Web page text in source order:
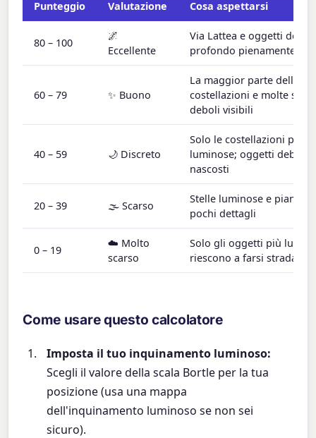
Punteggio Valutazione Cosa aspettarsi
80 – 100
🌌
Eccellente
Via Lattea e oggetti del
profondo pienamente
60 – 79 ✨ Buono
La maggior parte delle
costellazioni e molte
deboli visibili
40 – 59 🌙 Discreto
Solo le costellazioni più
luminose; oggetti deboli
nascosti
20 – 39 🌫️ Scarso
Stelle luminose e pianeti,
pochi dettagli
0 – 19
☁️ Molto
scarso
Solo gli oggetti più
riescono a farsi strada
Come usare questo calcolatore
Imposta il tuo inquinamento luminoso:
Scegli il valore della scala Bortle per la tua
posizione (usa una mappa
dell'inquinamento luminoso se non sei
sicuro).